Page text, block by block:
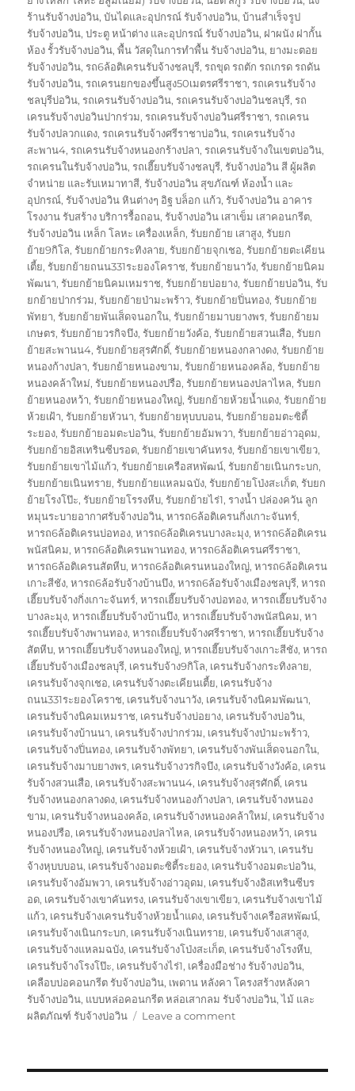
ร้านรับจ้างบ่อวิน,บันไดและอุปกรณ์ รับจ้างบ่อวิน,บ้านสำเร็จรูป
รับจ้างบ่อวิน,ประตู หน้าต่าง และอุปกรณ์ รับจ้างบ่อวิน, ฝาผนัง ฝากั้น
ห้อง รั้วรับจ้างบ่อวิน,พื้น วัสดุในการทำพื้น รับจ้างบ่อวิน, ยางมะตอย
รับจ้างบ่อวิน,รถ6ล้อติเครนรับจ้างชลบุรี,รถขุด รถตัก รถเกรด รถดัน
รับจ้างบ่อวิน,รถเครนยกของขึ้นสูง50เมตรศรีราชา,รถเครนรับจ้าง
ชลบุรีบ่อวิน,รถเครนรับจ้างบ่อวิน,รถเครนรับจ้างบ่อวินชลบุรี,รถ
เครนรับจ้างบ่อวินปากร่วม,รถเครนรับจ้างบ่อวินศรีราชา,รถเครน
รับจ้างปลวกแดง,รถเครนรับจ้างศรีราชาบ่อวิน,รถเครนรับจ้าง
สะพาน4,รถเครนรับจ้างหนองกร้างปลา,รถเครนรับจ้างในเขตบ่อวิน,
รถเครนในรับจ้างบ่อวิน,รถเฮี๊ยบรับจ้างชลบุรี,รับจ้างบ่อวิน สี ผู้ผลิต
จำหน่าย และรับเหมาทาสี,รับจ้างบ่อวิน สุขภัณฑ์ ห้องน้ำ และ
อุปกรณ์,รับจ้างบ่อวิน หินต่างๆ อิฐ บล็อก แก้ว,รับจ้างบ่อวิน อาคาร
โรงงาน รับสร้าง บริการรื้อถอน,รับจ้างบ่อวิน เสาเข็ม เสาคอนกรีต,
รับจ้างบ่อวิน เหล็ก โลหะ เครื่องเหล็ก,รับยกย้าย เสาสูง,รับยก
ย้าย9กิโล,รับยกย้ายกระทิงลาย,รับยกย้ายจุกเชอ,รับยกย้ายตะเคียน
เตี้ย,รับยกย้ายถนน331ระยองโคราช,รับยกย้ายนาวัง,รับยกย้ายนิคม
พัฒนา,รับยกย้ายนิคมเหมราช,รับยกย้ายบ่อยาง,รับยกย้ายบ่อวิน,รับ
ยกย้ายปากร่วม,รับยกย้ายป่ามะพร้าว,รับยกย้ายปิ่นทอง,รับยกย้าย
พัทยา,รับยกย้ายพันเส็ดจนอกใน,รับยกย้ายมาบยางพร,รับยกย้ายม
เกษตร,รับยกย้ายวรกิจบึง,รับยกย้ายวังค้อ,รับยกย้ายสวนเสือ,รับยก
ย้ายสะพานน4,รับยกย้ายสุรศักดิ์,รับยกย้ายหนองกลางดง,รับยกย้าย
หนองก้างปลา,รับยกย้ายหนองขาม,รับยกย้ายหนองคล้อ,รับยกย้าย
หนองคล้าใหม่,รับยกย้ายหนองปรือ,รับยกย้ายหนองปลาไหล,รับยก
ย้ายหนองหว้า,รับยกย้ายหนองใหญ่,รับยกย้ายห้วยน้ำแดง,รับยกย้าย
ห้วยเฝ้า,รับยกย้ายหัวนา,รับยกย้ายหุบบบอน,รับยกย้ายอมตะซิตี้
ระยอง,รับยกย้ายอมตะบ่อวิน,รับยกย้ายอัมพวา,รับยกย้ายอ่าวอุดม,
รับยกย้ายอิสเทรินซีบรอด,รับยกย้ายเขาคันทรง,รับยกย้ายเขาเขียว,
รับยกย้ายเขาไม้แก้ว,รับยกย้ายเครือสหพัฒน์,รับยกย้ายเนินกระบก,
รับยกย้ายเนินทราย,รับยกย้ายแหลมฉบัง,รับยกย้ายโป่งสะเก็ต,รับยก
ย้ายโรงโป๊ะ,รับยกย้ายโรรงหีบ,รับยกย้ายไร่1,รางน้ำ ปล่องควัน ลูก
หมุนระบายอากาศรับจ้างบ่อวิน,หารถ6ล้อติเครนกิ่งเกาะจันทร์,
หารถ6ล้อติเครนบ่อทอง,หารถ6ล้อติเครนบางละมุง,หารถ6ล้อติเครน
พนัสนิคม,หารถ6ล้อติเครนพานทอง,หารถ6ล้อติเครนศรีราชา,
หารถ6ล้อติเครนสัตหีบ,หารถ6ล้อติเครนหนองใหญ่,หารถ6ล้อติเครน
เกาะสีชัง,หารถ6ล้อรับจ้างบ้านบึง,หารถ6ล้อรับจ้างเมืองชลบุรี,หารถ
เฮี๊ยบรับจ้างกิ่งเกาะจันทร์,หารถเฮี๊ยบรับจ้างบ่อทอง,หารถเฮี๊ยบรับจ้าง
บางละมุง,หารถเฮี๊ยบรับจ้างบ้านบึง,หารถเฮี๊ยบรับจ้างพนัสนิคม,หา
รถเฮี๊ยบรับจ้างพานทอง,หารถเฮี๊ยบรับจ้างศรีราชา,หารถเฮี๊ยบรับจ้าง
สัตหีบ,หารถเฮี๊ยบรับจ้างหนองใหญ่,หารถเฮี๊ยบรับจ้างเกาะสีชัง,หารถ
เฮี๊ยบรับจ้างเมืองชลบุรี, เครนรับจ้าง9กิโล, เครนรับจ้างกระทิงลาย,
เครนรับจ้างจุกเชอ, เครนรับจ้างตะเคียนเตี้ย, เครนรับจ้าง
ถนน331ระยองโคราช, เครนรับจ้างนาวัง, เครนรับจ้างนิคมพัฒนา,
เครนรับจ้างนิคมเหมราช, เครนรับจ้างบ่อยาง, เครนรับจ้างบ่อวิน,
เครนรับจ้างบ้านนา, เครนรับจ้างปากร่วม, เครนรับจ้างป่ามะพร้าว,
เครนรับจ้างปิ่นทอง, เครนรับจ้างพัทยา, เครนรับจ้างพันเส็ดจนอกใน,
เครนรับจ้างมาบยางพร, เครนรับจ้างวรกิจบึง, เครนรับจ้างวังค้อ, เครน
รับจ้างสวนเสือ, เครนรับจ้างสะพานน4, เครนรับจ้างสุรศักดิ์, เครน
รับจ้างหนองกลางดง, เครนรับจ้างหนองก้างปลา, เครนรับจ้างหนอง
ขาม, เครนรับจ้างหนองคล้อ, เครนรับจ้างหนองคล้าใหม่, เครนรับจ้าง
หนองปรือ, เครนรับจ้างหนองปลาไหล, เครนรับจ้างหนองหว้า, เครน
รับจ้างหนองใหญ่, เครนรับจ้างห้วยเฝ้า, เครนรับจ้างหัวนา, เครนรับ
จ้างหุบบบอน, เครนรับจ้างอมตะซิตี้ระยอง, เครนรับจ้างอมตะบ่อวิน,
เครนรับจ้างอัมพวา, เครนรับจ้างอ่าวอุดม, เครนรับจ้างอิสเทรินซีบร
อด, เครนรับจ้างเขาคันทรง, เครนรับจ้างเขาเขียว, เครนรับจ้างเขาไม้
แก้ว, เครนรับจ้างเครนรับจ้างห้วยน้ำแดง, เครนรับจ้างเครือสหพัฒน์,
เครนรับจ้างเนินกระบก, เครนรับจ้างเนินทราย, เครนรับจ้างเสาสูง,
เครนรับจ้างแหลมฉบัง, เครนรับจ้างโป่งสะเก็ต, เครนรับจ้างโรงหีบ,
เครนรับจ้างโรงโป๊ะ, เครนรับจ้างไร่1, เครื่องมือช่าง รับจ้างบ่อวิน,
เคลือบบ่อคอนกรีต รับจ้างบ่อวิน, เพดาน หลังคา โครงสร้างหลังคา
รับจ้างบ่อวิน, แบบหล่อคอนกรีต หล่อเสากลม รับจ้างบ่อวิน,ไม้ และ
ผลิตภัณฑ์ รับจ้างบ่อวิน
Leave a commenton